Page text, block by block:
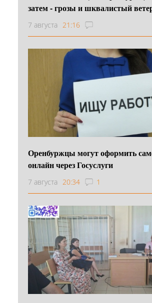
затем - грозы и шквалистый
7 августа 21:16
Оренбуржцы могут оформить
онлайн через Госуслуги
7 августа 20:34 1